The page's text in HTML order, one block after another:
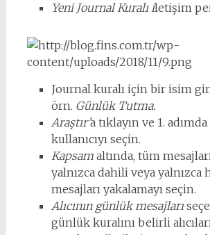
Yeni Journal Kuralı iletişim
Journal kuralı için bir isim
örn. Günlük Tutma.
Araştır’a tıklayın ve 1.
kullanıcıyı seçin.
Kapsamaltında, tüm
yalnızca dahili veya yalnızca
mesajları yakalamayı seçin.
Alıcının günlük mesajları
günlük kuralını belirli